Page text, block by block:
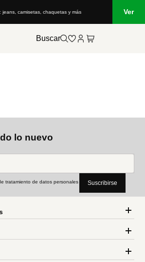
jeans, camisetas, chaquetas y más Ver
Buscar
lo nuevo
tratamiento de datos personales Suscribirse